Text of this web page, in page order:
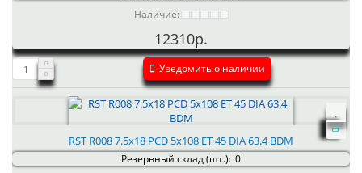
Наличие:
12310р.
Уведомить о наличии
RST R008 7.5x18 PCD 5x108 ET 45 DIA 63.4 BDM
Резервный склад (шт.): 0